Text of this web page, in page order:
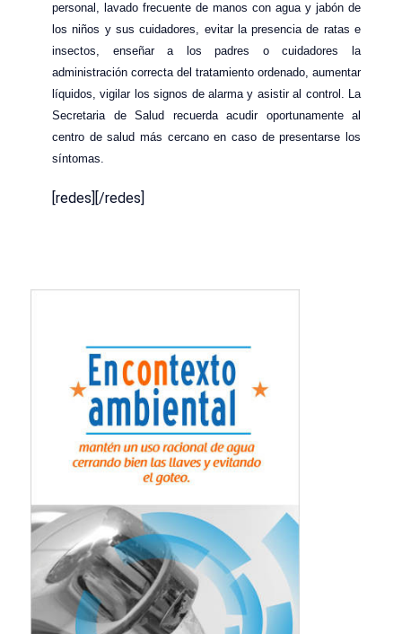
personal, lavado frecuente de manos con agua y jabón de
los niños y sus cuidadores, evitar la presencia de ratas e
insectos, enseñar a los padres o cuidadores la
administración correcta del tratamiento ordenado, aumentar
líquidos, vigilar los signos de alarma y asistir al control. La
Secretaria de Salud recuerda acudir oportunamente al
centro de salud más cercano en caso de presentarse los
síntomas.
[redes][/redes]